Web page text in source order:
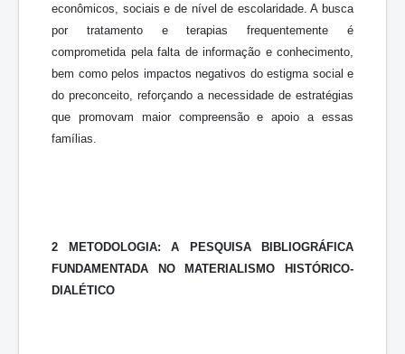
econômicos, sociais e de nível de escolaridade. A busca
por tratamento e terapias frequentemente é
comprometida pela falta de informação e conhecimento,
bem como pelos impactos negativos do estigma social e
do preconceito, reforçando a necessidade de estratégias
que promovam maior compreensão e apoio a essas
famílias.
2 METODOLOGIA: A PESQUISA BIBLIOGRÁFICA
FUNDAMENTADA NO MATERIALISMO HISTÓRICO-
DIALÉTICO